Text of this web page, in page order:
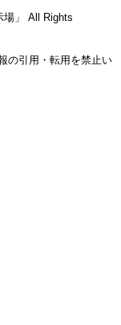
場」 All Rights
の引用・転用を禁止い